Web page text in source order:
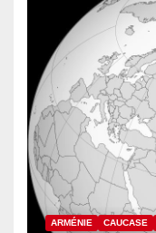
ARMÉNIE CAUCASE